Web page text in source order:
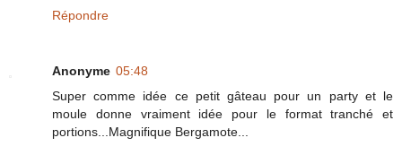
Répondre
Anonyme 05:48
Super comme idée ce petit gâteau pour un party et le
moule donne vraiment idée pour le format tranché et
portions...Magnifique Bergamote...